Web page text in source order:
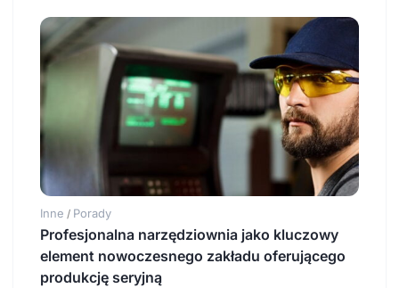
Inne / Porady
Profesjonalna narzędziownia jako kluczowy
element nowoczesnego zakładu oferującego
produkcję seryjną